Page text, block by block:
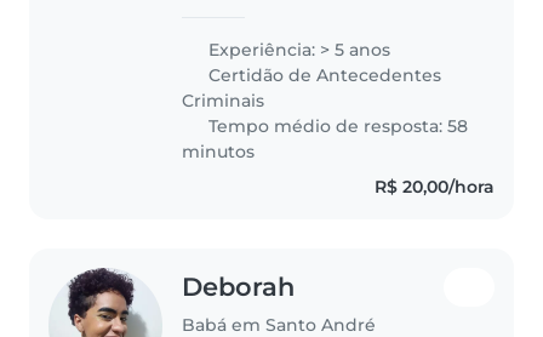
de educação infantil e possuo
experiência com crianças de 0 a
4 anos. Estou disponível até..
Experiência: > 5 anos
Certidão de Antecedentes
Criminais
Tempo médio de resposta: 58
minutos
R$ 20,00/hora
Deborah
Babá em Santo André